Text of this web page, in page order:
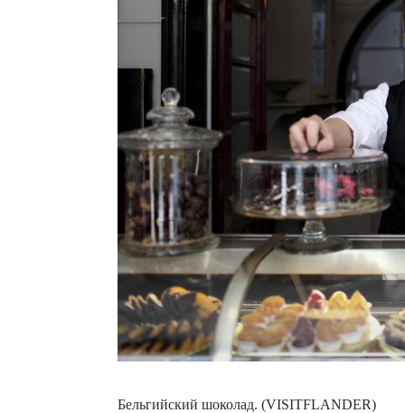
Бельгийский шоколад. (VISITFLANDER)